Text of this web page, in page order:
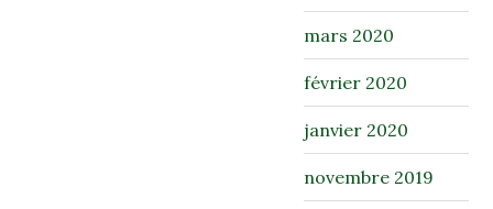
mars 2020
février 2020
janvier 2020
novembre 2019